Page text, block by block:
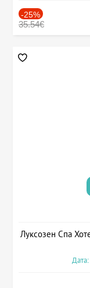
-25%
35.54€
Луксозен Спа